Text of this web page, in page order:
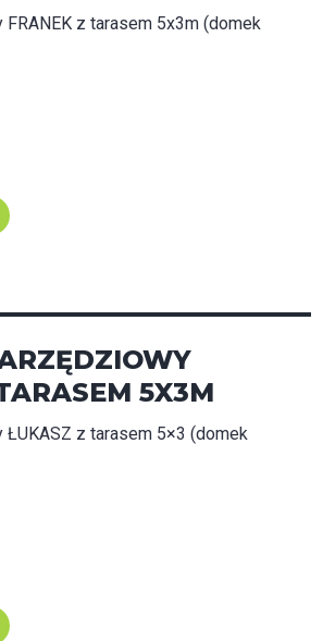
z tarasem 5x3m (domek
5X3M
z tarasem 5×3 (domek